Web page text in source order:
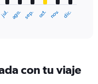
jul. ago. sep. oct. nov. dic.
con tu viaje